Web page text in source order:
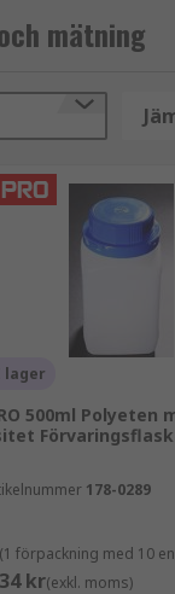
från
mätning
lager
500ml Polyeten
178-0289
förpackning med 10
kr(exkl. moms)